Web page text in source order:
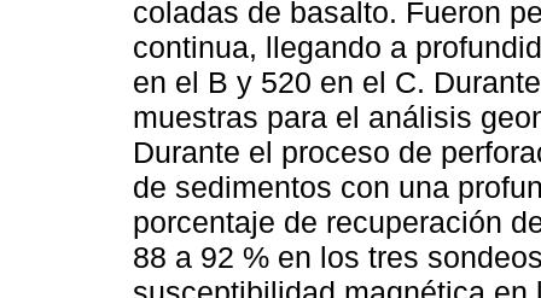
coladas de basalto. Fueron
continua, llegando a
en el B y 520 en el C.
muestras para el análisis
Durante el proceso de
de sedimentos con una
porcentaje de recuperación
88 a 92 % en los tres